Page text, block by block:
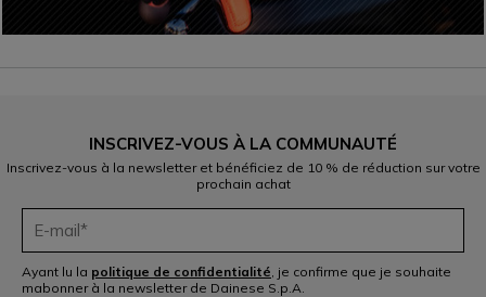
INSCRIVEZ-VOUS À LA COMMUNAUTÉ
Inscrivez-vous à la newsletter et bénéficiez de 10 % de réduction sur votre
prochain achat
Ayant lu la politique de confidentialité , je confirme que je souhaite
mabonner à la newsletter de Dainese S.p.A.